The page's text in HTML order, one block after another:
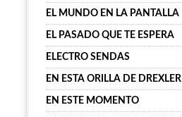
EL MUNDO EN LA PANTALLA
EL PASADO QUE TE ESPERA
ELECTRO SENDAS
EN ESTA ORILLA DE DREXLER
EN ESTE MOMENTO